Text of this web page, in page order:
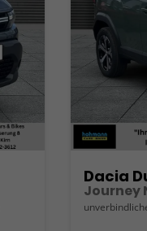
Dacia
Journey